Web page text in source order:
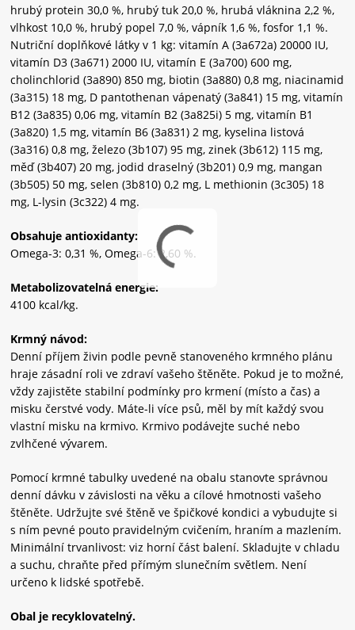
hrubý protein 30,0 %, hrubý tuk 20,0 %, hrubá vláknina 2,2 %,
vlhkost 10,0 %, hrubý popel 7,0 %, vápník 1,6 %, fosfor 1,1 %.
Nutriční doplňkové látky v 1 kg: vitamín A (3a672a) 20000 IU,
vitamín D3 (3a671) 2000 IU, vitamín E (3a700) 600 mg,
cholinchlorid (3a890) 850 mg, biotin (3a880) 0,8 mg, niacinamid
(3a315) 18 mg, D pantothenan vápenatý (3a841) 15 mg, vitamín
B12 (3a835) 0,06 mg, vitamín B2 (3a825i) 5 mg, vitamín B1
(3a820) 1,5 mg, vitamín B6 (3a831) 2 mg, kyselina listová
(3a316) 0,8 mg, železo (3b107) 95 mg, zinek (3b612) 115 mg,
měď (3b407) 20 mg, jodid draselný (3b201) 0,9 mg, mangan
(3b505) 50 mg, selen (3b810) 0,2 mg, L methionin (3c305) 18
mg, L-lysin (3c322) 4 mg.
Obsahuje antioxidanty:
Omega-3: 0,31 %, Omega-6: 2,60 %.
Metabolizovatelná energie:
4100 kcal/kg.
Krmný návod:
Denní příjem živin podle pevně stanoveného krmného plánu
hraje zásadní roli ve zdraví vašeho štěněte. Pokud je to možné,
vždy zajistěte stabilní podmínky pro krmení (místo a čas) a
misku čerstvé vody. Máte-li více psů, měl by mít každý svou
vlastní misku na krmivo. Krmivo podávejte suché nebo
zvlhčené vývarem.
Pomocí krmné tabulky uvedené na obalu stanovte správnou
denní dávku v závislosti na věku a cílové hmotnosti vašeho
štěněte. Udržujte své štěně ve špičkové kondici a vybudujte si
s ním pevné pouto pravidelným cvičením, hraním a mazlením.
Minimální trvanlivost: viz horní část balení. Skladujte v chladu
a suchu, chraňte před přímým slunečním světlem. Není
určeno k lidské spotřebě.
Obal je recyklovatelný.